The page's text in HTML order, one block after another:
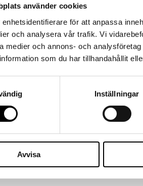
använder cookies
enhetsidentifierare för att anpassa
och analysera vår trafik. Vi
medier och annons- och
som du har tillhandahållit
Inställningar
Avvisa
precist och alltid med människan i
det avgörande att ha en partner som ser
en erfaren utvecklare för ett
kompetensmatchning som inte bara löser
läsa ett CV. Vi lägger lika stor vikt vid
Skåne, redo att ta sig an roller som: